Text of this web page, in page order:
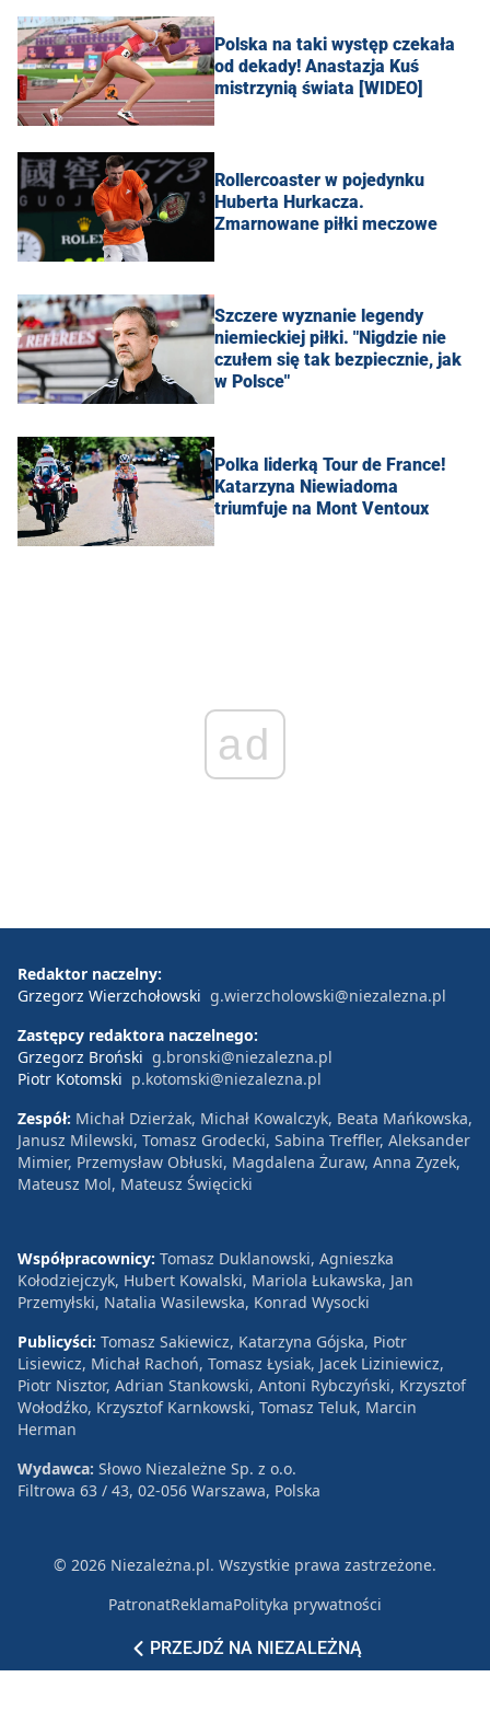
Polska na taki występ czekała
od dekady! Anastazja Kuś
mistrzynią świata [WIDEO]
Rollercoaster w pojedynku
Huberta Hurkacza.
Zmarnowane piłki meczowe
Szczere wyznanie legendy
niemieckiej piłki. "Nigdzie nie
czułem się tak bezpiecznie, jak
w Polsce"
Polka liderką Tour de France!
Katarzyna Niewiadoma
triumfuje na Mont Ventoux
ad
PRZEJDŹ NA NIEZALEŻNĄ
Redaktor naczelny:
Grzegorz Wierzchołowski g.wierzcholowski@niezalezna.pl
Zastępcy redaktora naczelnego:
Grzegorz Broński g.bronski@niezalezna.pl
Piotr Kotomski p.kotomski@niezalezna.pl
Zespół: Michał Dzierżak, Michał Kowalczyk, Beata Mańkowska,
Janusz Milewski, Tomasz Grodecki, Sabina Treffler, Aleksander
Mimier, Przemysław Obłuski, Magdalena Żuraw, Anna Zyzek,
Mateusz Mol, Mateusz Święcicki
Współpracownicy: Tomasz Duklanowski, Agnieszka
Kołodziejczyk, Hubert Kowalski, Mariola Łukawska, Jan
Przemyłski, Natalia Wasilewska, Konrad Wysocki
Publicyści: Tomasz Sakiewicz, Katarzyna Gójska, Piotr
Lisiewicz, Michał Rachoń, Tomasz Łysiak, Jacek Liziniewicz,
Piotr Nisztor, Adrian Stankowski, Antoni Rybczyński, Krzysztof
Wołodźko, Krzysztof Karnkowski, Tomasz Teluk, Marcin
Herman
Wydawca: Słowo Niezależne Sp. z o.o.
Filtrowa 63 / 43, 02-056 Warszawa, Polska
© 2026 Niezależna.pl. Wszystkie prawa zastrzeżone.
PatronatReklamaPolityka prywatności